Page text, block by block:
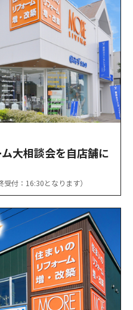
ム大相談会を自店舗に
付：16:30となります）